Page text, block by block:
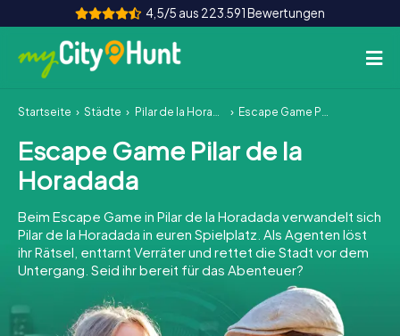
4,5/5 aus 223.591 Bewertungen
So funktioniert's
Städte
Teamevent
Tickets
INT AT CH
DE
Startseite Städte Pilar de la Horadada Escape Game Pilar de la Horadada
Escape Game Pilar de la
Horadada
Beim Escape Game in Pilar de la Horadada verwandelt sich
Pilar de la Horadada in euren Spielplatz. Als Agenten löst
ihr Rätsel, enttarnt Verräter und rettet die Stadt vor dem
Untergang. Seid ihr bereit für das Abenteuer?